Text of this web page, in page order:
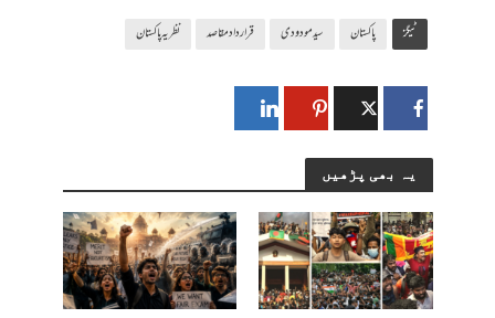
ٹیگز پاکستان سید مودودی قراردادمقاصد نظریہ پاکستان
یہ بھی پڑھیں